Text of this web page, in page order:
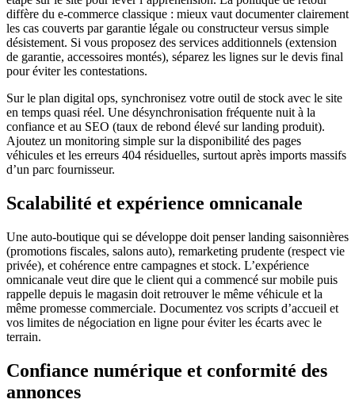
diffère du e-commerce classique : mieux vaut documenter clairement
les cas couverts par garantie légale ou constructeur versus simple
désistement. Si vous proposez des services additionnels (extension
de garantie, accessoires montés), séparez les lignes sur le devis final
pour éviter les contestations.
Sur le plan digital ops, synchronisez votre outil de stock avec le site
en temps quasi réel. Une désynchronisation fréquente nuit à la
confiance et au SEO (taux de rebond élevé sur landing produit).
Ajoutez un monitoring simple sur la disponibilité des pages
véhicules et les erreurs 404 résiduelles, surtout après imports massifs
d’un parc fournisseur.
Scalabilité et expérience omnicanale
Une auto-boutique qui se développe doit penser landing saisonnières
(promotions fiscales, salons auto), remarketing prudente (respect vie
privée), et cohérence entre campagnes et stock. L’expérience
omnicanale veut dire que le client qui a commencé sur mobile puis
rappelle depuis le magasin doit retrouver le même véhicule et la
même promesse commerciale. Documentez vos scripts d’accueil et
vos limites de négociation en ligne pour éviter les écarts avec le
terrain.
Confiance numérique et conformité des
annonces